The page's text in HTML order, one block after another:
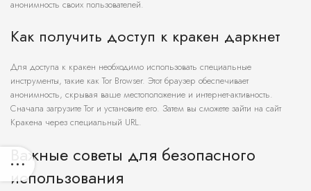
анонимность своих пользователей.
Как получить доступ к кракен даркнет
Для доступа к кракен необходимо использовать специальные
инструменты, такие как Tor Browser. Этот браузер обеспечивает
анонимность, скрывая ваше местоположение и интернет-активность.
Сначала загрузите Tor и установите его. Затем вы сможете зайти на сайт
Кракена через специальный URL.
Важные советы для безопасного
использования